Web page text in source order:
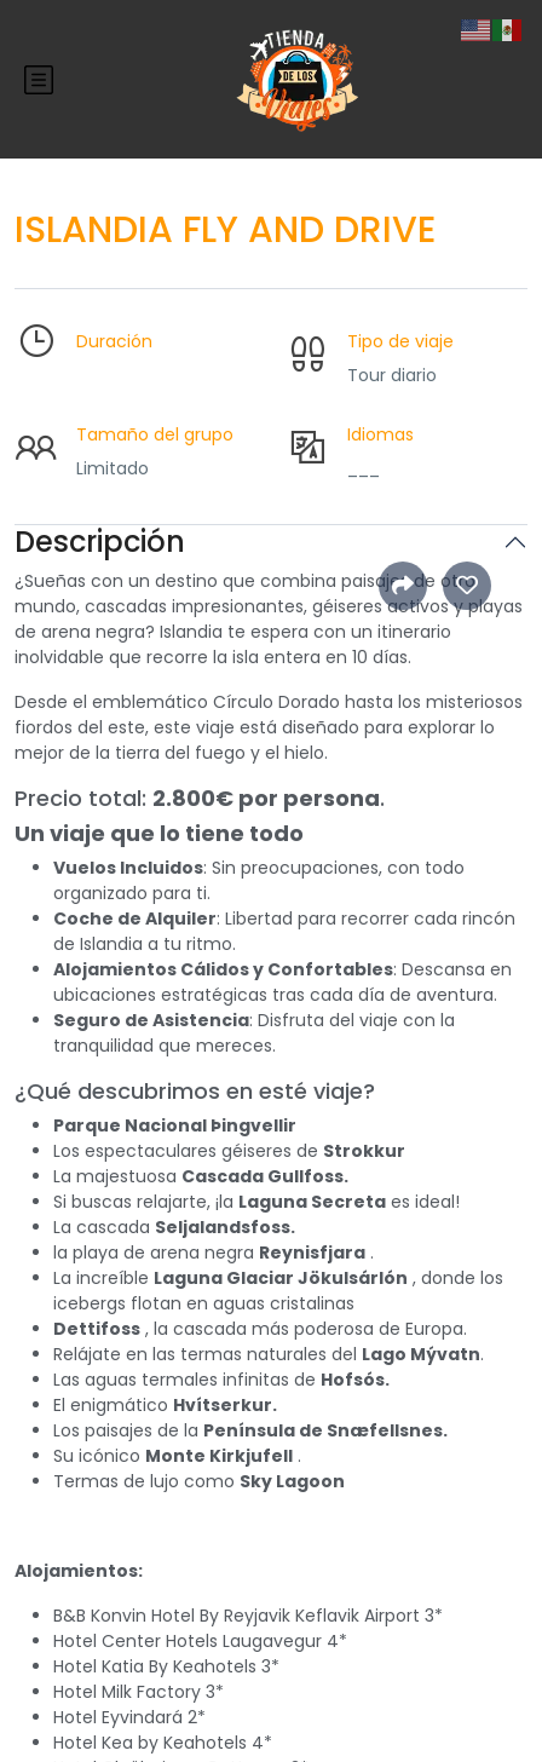
ISLANDIA FLY AND DRIVE
Duración
Tipo de viaje
Tour diario
Tamaño del grupo
Limitado
Idiomas
Descripción
¿Sueñas con un destino que combina paisajes de otro
mundo, cascadas impresionantes, géiseres activos y playas
de arena negra? Islandia te espera con un itinerario
inolvidable que recorre la isla entera en 10 días.
Desde el emblemático Círculo Dorado hasta los misteriosos
fiordos del este, este viaje está diseñado para explorar lo
mejor de la tierra del fuego y el hielo.
Precio total: 2.800€ por persona.
Un viaje que lo tiene todo
Vuelos Incluidos: Sin preocupaciones, con todo
organizado para ti.
Coche de Alquiler: Libertad para recorrer cada rincón
de Islandia a tu ritmo.
Alojamientos Cálidos y Confortables: Descansa en
ubicaciones estratégicas tras cada día de aventura.
Seguro de Asistencia: Disfruta del viaje con la
tranquilidad que mereces.
¿Qué descubrimos en esté viaje?
Parque Nacional Þingvellir
Los espectaculares géiseres de Strokkur
La majestuosa Cascada Gullfoss.
Si buscas relajarte, ¡la Laguna Secreta es ideal!
La cascada Seljalandsfoss.
la playa de arena negra Reynisfjara .
La increíble Laguna Glaciar Jökulsárlón , donde los
icebergs flotan en aguas cristalinas
Dettifoss , la cascada más poderosa de Europa.
Relájate en las termas naturales del Lago Mývatn.
Las aguas termales infinitas de Hofsós.
El enigmático Hvítserkur.
Los paisajes de la Península de Snæfellsnes.
Su icónico Monte Kirkjufell .
Termas de lujo como Sky Lagoon
Alojamientos:
B&B Konvin Hotel By Reyjavik Keflavik Airport 3*
Hotel Center Hotels Laugavegur 4*
Hotel Katia By Keahotels 3*
Hotel Milk Factory 3*
Hotel Eyvindará 2*
Hotel Kea by Keahotels 4*